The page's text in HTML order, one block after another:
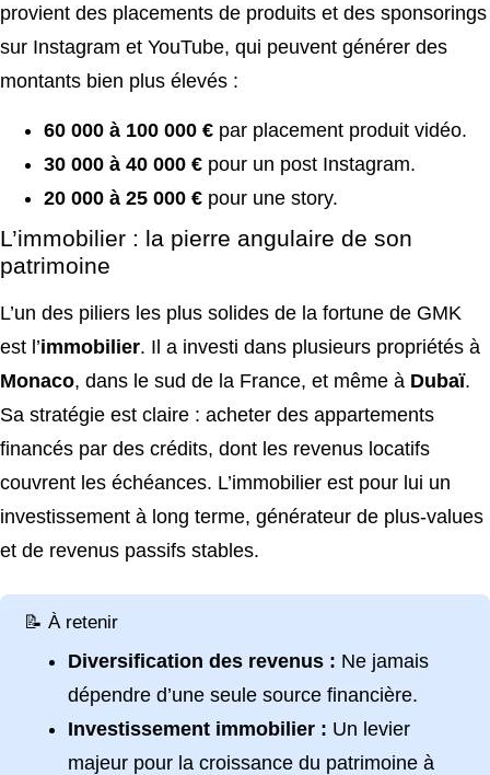
provient des placements de produits et des sponsorings
sur Instagram et YouTube, qui peuvent générer des
montants bien plus élevés :
60 000 à 100 000 € par placement produit vidéo.
30 000 à 40 000 € pour un post Instagram.
20 000 à 25 000 € pour une story.
L’immobilier : la pierre angulaire de son
patrimoine
L’un des piliers les plus solides de la fortune de GMK
est l’immobilier. Il a investi dans plusieurs propriétés à
Monaco, dans le sud de la France, et même à Dubaï.
Sa stratégie est claire : acheter des appartements
financés par des crédits, dont les revenus locatifs
couvrent les échéances. L’immobilier est pour lui un
investissement à long terme, générateur de plus-values
et de revenus passifs stables.
📝 À retenir
Diversification des revenus : Ne jamais
dépendre d’une seule source financière.
Investissement immobilier : Un levier
majeur pour la croissance du patrimoine à